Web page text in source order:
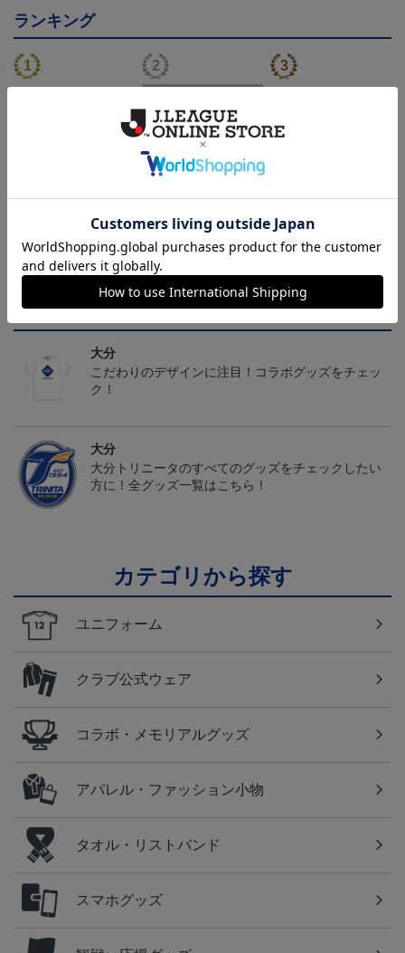
ランキング
トリニータサンシェード
TRINITA LIGHT PARADE
ペンライト白（ニータンv
er.）
会員特典
25TRINITA×PUMAウェス
トバッグ
トピックス
大分
こだわりのデザインに注目！コラボグッズをチェッ
ク！
大分
大分トリニータのすべてのグッズをチェックしたい
方に！全グッズ一覧はこちら！
カテゴリから探す
ユニフォーム
クラブ公式ウェア
コラボ・メモリアルグッズ
アパレル・ファッション小物
タオル・リストバンド
スマホグッズ